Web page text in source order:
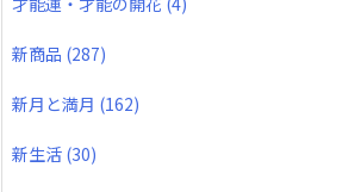
新商品 (287)
新月と満月 (162)
新生活 (30)